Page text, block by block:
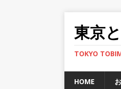
東京
TOKYO
HOME